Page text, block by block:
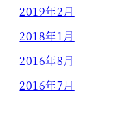
2019年2月
2018年1月
2016年8月
2016年7月